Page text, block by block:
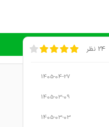
دریافت نوبت تلفنی 24 نظر
1405-04-27
1405-03-09
1405-03-03